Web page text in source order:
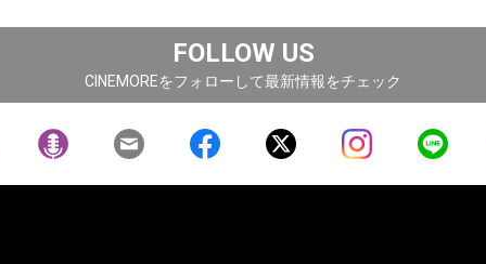
FOLLOW US
CINEMOREをフォローして最新情報をチェック